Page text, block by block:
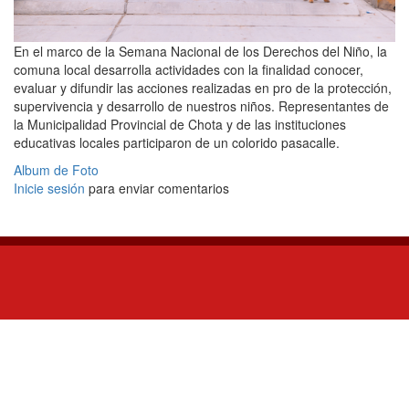
En el marco de la Semana Nacional de los Derechos del Niño, la
comuna local desarrolla actividades con la finalidad conocer,
evaluar y difundir las acciones realizadas en pro de la protección,
supervivencia y desarrollo de nuestros niños. Representantes de
la Municipalidad Provincial de Chota y de las instituciones
educativas locales participaron de un colorido pasacalle.
Album de Foto
Inicie sesión para enviar comentarios